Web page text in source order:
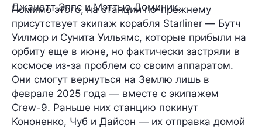
Джанетт Эппс иМэттью Доминик.
Помимо этого, на станции по-прежнему
присутствует экипаж корабля Starliner — Бутч
Уилмор и Сунита Уильямс, которые прибыли на
орбиту еще в июне, но фактически застряли в
космосе из-за проблем со своим аппаратом.
Они смогут вернуться на Землю лишь в
феврале 2025 года — вместе с экипажем
Crew-9. Раньше них станцию покинут
Кононенко, Чуб и Дайсон — их отправка домой